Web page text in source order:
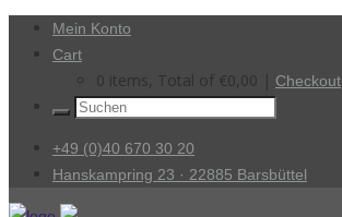
Mein Konto
Cart
0 items, Total of €0,00 | Checkout
+49 (0)40 670 30 20
Hanskampring 23 · 22885 Barsbüttel